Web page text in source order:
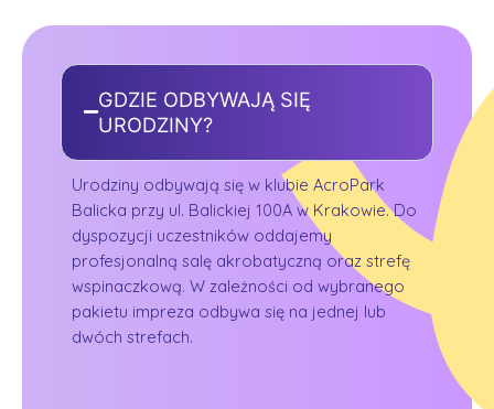
GDZIE ODBYWAJĄ SIĘ
URODZINY?
Urodziny odbywają się w klubie AcroPark
Balicka przy ul. Balickiej 100A w Krakowie. Do
dyspozycji uczestników oddajemy
profesjonalną salę akrobatyczną oraz strefę
wspinaczkową. W zależności od wybranego
pakietu impreza odbywa się na jednej lub
dwóch strefach.